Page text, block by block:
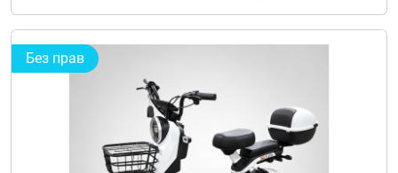
Без прав